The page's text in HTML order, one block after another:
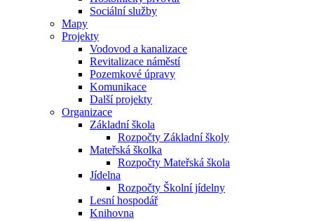
Sociální služby
Mapy
Projekty
Vodovod a kanalizace
Revitalizace náměstí
Pozemkové úpravy
Komunikace
Další projekty
Organizace
Základní škola
Rozpočty Základní školy
Mateřská školka
Rozpočty Mateřská škola
Jídelna
Rozpočty Školní jídelny
Lesní hospodář
Knihovna